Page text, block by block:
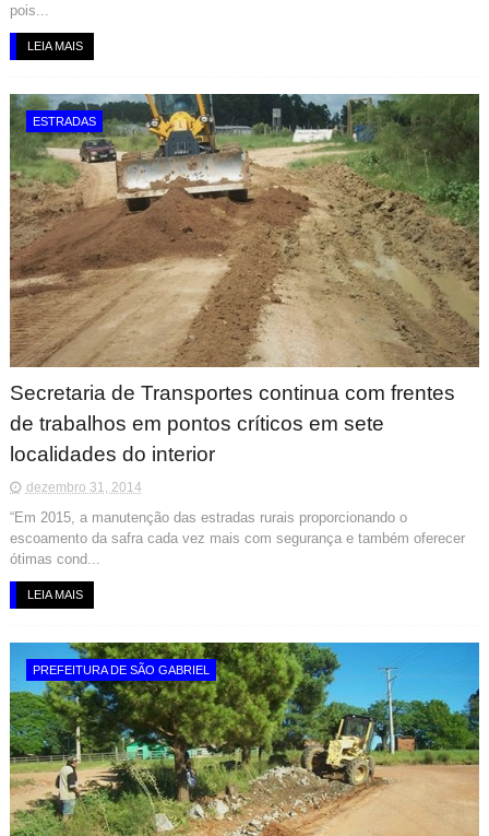
pois...
LEIA MAIS
ESTRADAS
Secretaria de Transportes continua com frentes
de trabalhos em pontos críticos em sete
localidades do interior
dezembro 31, 2014
“Em 2015, a manutenção das estradas rurais proporcionando o
escoamento da safra cada vez mais com segurança e também oferecer
ótimas cond...
LEIA MAIS
PREFEITURA DE SÃO GABRIEL